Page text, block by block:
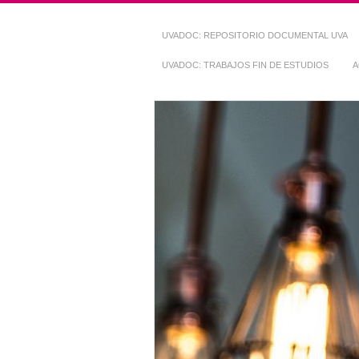
UVADOC: REPOSITORIO DOCUMENTAL UVA
UVADOC: TRABAJOS FIN DE ESTUDIOS
Repositorio
~ UVaDOC